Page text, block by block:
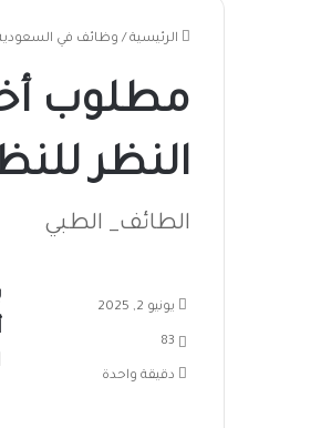
الرئيسية / وظائف في
مطلوب
النظر
الطائف_ الطبي
يونيو 2, 2025
83
دقيقة واحدة